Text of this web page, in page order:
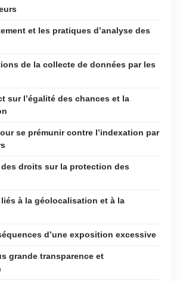
et les pratiques d’analyse des
de la collecte de données par les
sur l’égalité des chances et la
se prémunir contre l’indexation par
des droits sur la protection des
à la géolocalisation et à la
d’une exposition excessive
grande transparence et